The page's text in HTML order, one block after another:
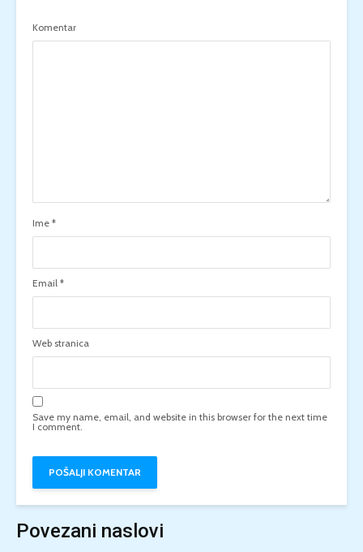
Komentar
Ime *
Email *
Web stranica
Save my name, email, and website in this browser for the next time
I comment.
Povezani naslovi